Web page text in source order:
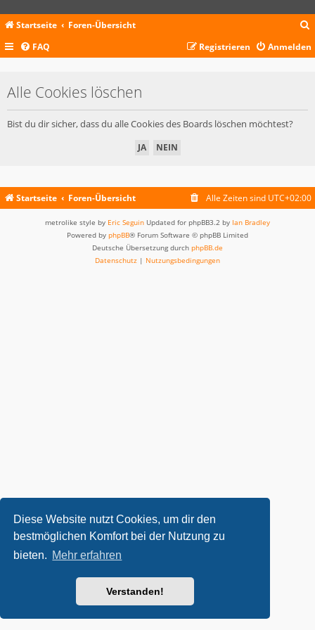
Diese Website nutzt Cookies, um dir den
bestmöglichen Komfort bei der Nutzung zu
bieten. Mehr erfahren
Verstanden!
Startseite Foren-Übersicht
c
FAQ Anmelden
Registrieren
Alle Cookies löschen
Bist du dir sicher, dass du alle Cookies des Boards löschen möchtest?
Startseite Foren-Übersicht Alle Zeiten sind UTC+02:00
metrolike style by Eric Seguin Updated for phpBB3.2 by Ian Bradley
Powered by phpBB® Forum Software © phpBB Limited
Deutsche Übersetzung durch phpBB.de
Datenschutz | Nutzungsbedingungen